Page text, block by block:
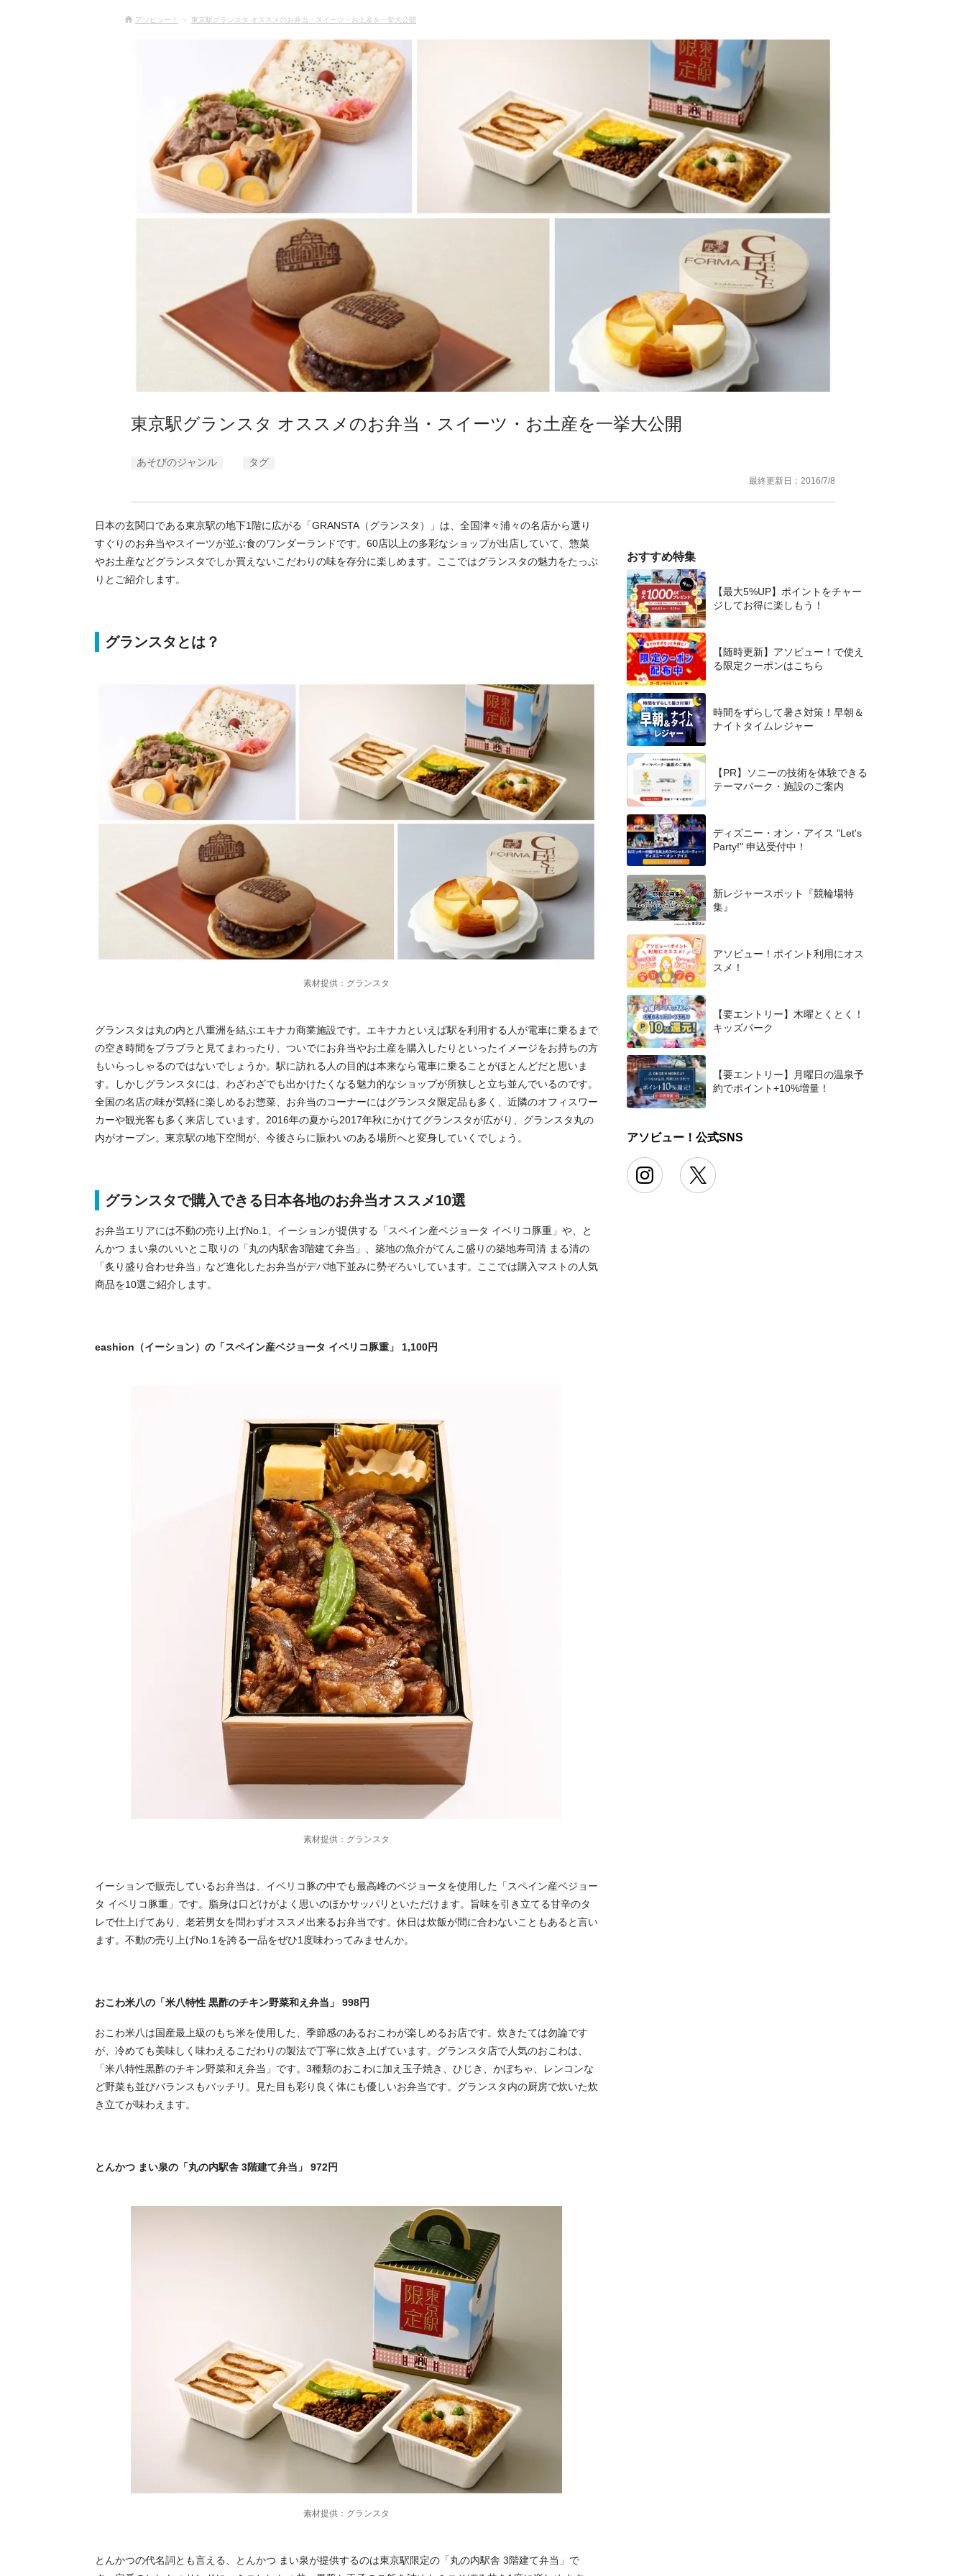
アソビュー！ 東京駅グランスタ オススメのお弁当・スイーツ・お土産を一挙大公開
東京駅グランスタ オススメのお弁当・スイーツ・お土産を一挙大公開
あそびのジャンル タグ
最終更新日： 2016/7/8
日本の玄関口である東京駅の地下1階に広がる「GRANSTA（グランスタ）」は、全国津々浦々の名店から選り
すぐりのお弁当やスイーツが並ぶ食のワンダーランドです。60店以上の多彩なショップが出店していて、惣菜
やお土産などグランスタでしか買えないこだわりの味を存分に楽しめます。ここではグランスタの魅力をたっぷ
りとご紹介します。
グランスタとは？
素材提供：グランスタ
グランスタは丸の内と八重洲を結ぶエキナカ商業施設です。エキナカといえば駅を利用する人が電車に乗るまで
の空き時間をブラブラと見てまわったり、ついでにお弁当やお土産を購入したりといったイメージをお持ちの方
もいらっしゃるのではないでしょうか。駅に訪れる人の目的は本来なら電車に乗ることがほとんどだと思いま
す。しかしグランスタには、わざわざでも出かけたくなる魅力的なショップが所狭しと立ち並んでいるのです。
全国の名店の味が気軽に楽しめるお惣菜、お弁当のコーナーにはグランスタ限定品も多く、近隣のオフィスワー
カーや観光客も多く来店しています。2016年の夏から2017年秋にかけてグランスタが広がり、グランスタ丸の
内がオープン。東京駅の地下空間が、今後さらに賑わいのある場所へと変身していくでしょう。
グランスタで購入できる日本各地のお弁当オススメ10選
お弁当エリアには不動の売り上げNo.1、イーションが提供する「スペイン産ベジョータ イベリコ豚重」や、と
んかつ まい泉のいいとこ取りの「丸の内駅舎3階建て弁当」、築地の魚介がてんこ盛りの築地寿司清 まる清の
「炙り盛り合わせ弁当」など進化したお弁当がデパ地下並みに勢ぞろいしています。ここでは購入マストの人気
商品を10選ご紹介します。
eashion（イーション）の「スペイン産ベジョータ イベリコ豚重」 1,100円
素材提供：グランスタ
イーションで販売しているお弁当は、イベリコ豚の中でも最高峰のベジョータを使用した「スペイン産ベジョー
タ イベリコ豚重」です。脂身は口どけがよく思いのほかサッパリといただけます。旨味を引き立てる甘辛のタ
レで仕上げてあり、老若男女を問わずオススメ出来るお弁当です。休日は炊飯が間に合わないこともあると言い
ます。不動の売り上げNo.1を誇る一品をぜひ1度味わってみませんか。
おこわ米八の「米八特性 黒酢のチキン野菜和え弁当」 998円
おこわ米八は国産最上級のもち米を使用した、季節感のあるおこわが楽しめるお店です。炊きたては勿論です
が、冷めても美味しく味わえるこだわりの製法で丁寧に炊き上げています。グランスタ店で人気のおこわは、
「米八特性黒酢のチキン野菜和え弁当」です。3種類のおこわに加え玉子焼き、ひじき、かぼちゃ、レンコンな
ど野菜も並びバランスもバッチリ。見た目も彩り良く体にも優しいお弁当です。グランスタ内の厨房で炊いた炊
き立てが味わえます。
とんかつ まい泉の「丸の内駅舎 3階建て弁当」 972円
素材提供：グランスタ
とんかつの代名詞とも言える、とんかつ まい泉が提供するのは東京駅限定の「丸の内駅舎 3階建て弁当」で
おすすめ特集
【最大5%UP】ポイントをチャー
ジしてお得に楽しもう！
【随時更新】アソビュー！で使え
る限定クーポンはこちら
時間をずらして暑さ対策！早朝＆
ナイトタイムレジャー
【PR】ソニーの技術を体験できる
テーマパーク・施設のご案内
ディズニー・オン・アイス "Let's
Party!" 申込受付中！
新レジャースポット『競輪場特
集』
アソビュー！ポイント利用にオス
スメ！
【要エントリー】木曜とくとく！
キッズパーク
【要エントリー】月曜日の温泉予
約でポイント+10%増量！
アソビュー！公式SNS